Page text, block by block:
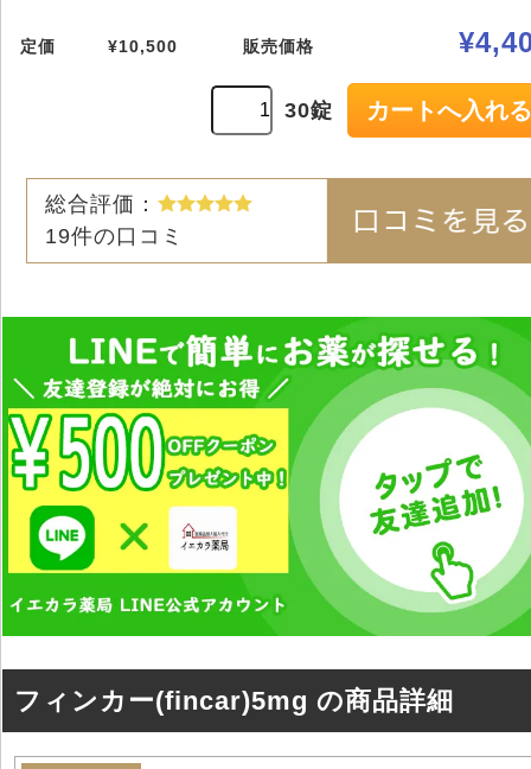
定価 ¥10,500 販売価格
30錠
総合評価：
19件の口コミ
フィンカー(fincar)5mg の商品詳細